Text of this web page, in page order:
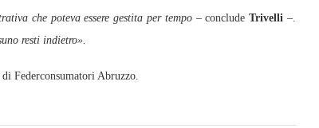
che poteva essere gestita per tempo– concludeTrivelli –.
resti indietro».
Federconsumatori Abruzzo.